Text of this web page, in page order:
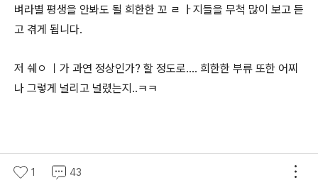
벼라별 평생을 안봐도 될 희한한 꼬 ㄹ ㅏ지들을 무척 많이 보고 듣
고 겪게 됩니다.
저 쉐ㅇ ㅣ가 과연 정상인가? 할 정도로.... 희한한 부류 또한 어찌
나 그렇게 널리고 널렸는지..ㅋㅋ
제도권에서 착실하게 일하다 사업하고자 막 의욕적으로 시작하는
1 43